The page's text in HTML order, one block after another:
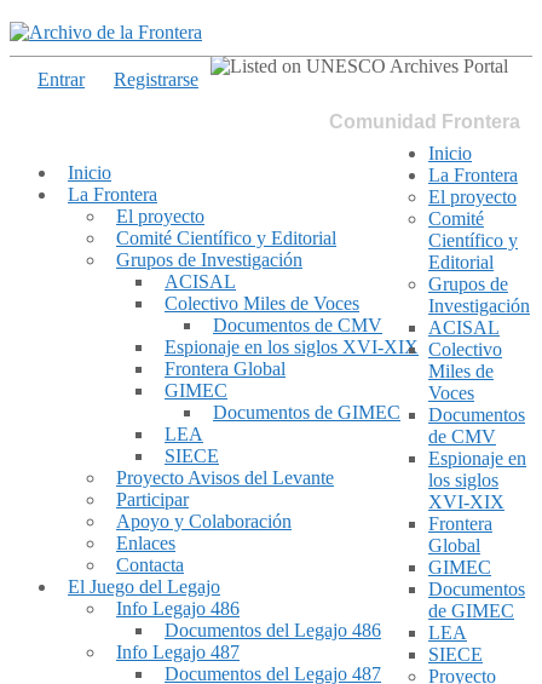
Comunidad Frontera
Inicio
La Frontera
El proyecto
Comité Científico y Editorial
Grupos de Investigación
ACISAL
Colectivo Miles de Voces
Documentos de CMV
Espionaje en los siglos XVI-XIX
Frontera Global
GIMEC
Documentos de GIMEC
LEA
SIECE
Proyecto Avisos del Levante
Participar
Apoyo y Colaboración
Enlaces
Contacta
El Juego del Legajo
Info Legajo 486
Documentos del Legajo 486
Info Legajo 487
Documentos del Legajo 487
Entrar Registrarse
Inicio
La Frontera
El proyecto
Comité
Científico y
Editorial
Grupos de
Investigación
ACISAL
Colectivo
Miles de
Voces
Documentos
de CMV
Espionaje en
los siglos
XVI-XIX
Frontera
Global
GIMEC
Documentos
de GIMEC
LEA
SIECE
Proyecto